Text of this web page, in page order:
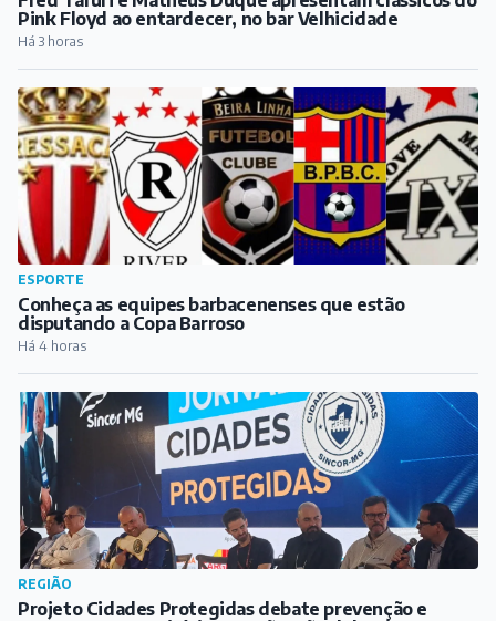
Pink Floyd ao entardecer, no bar Velhicidade
Há 3 horas
ESPORTE
Conheça as equipes barbacenenses que estão
disputando a Copa Barroso
Há 4 horas
REGIÃO
Projeto Cidades Protegidas debate prevenção e